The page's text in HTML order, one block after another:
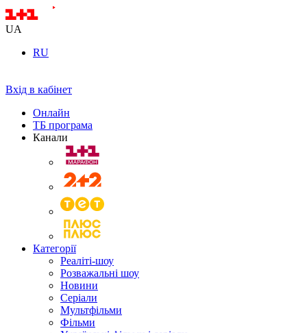
UA
RU
Вхід в кабінет
Онлайн
ТБ програма
Канали
Категорії
Реаліті-шоу
Розважальні шоу
Новини
Серіали
Мультфільми
Фільми